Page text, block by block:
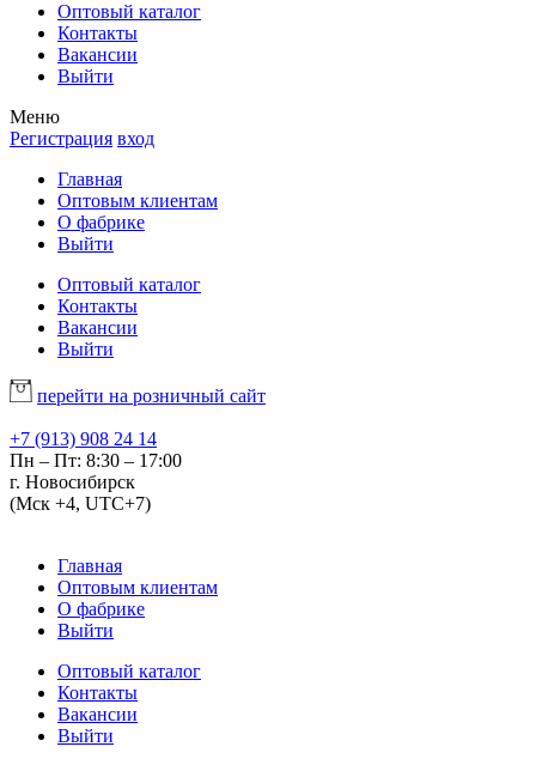
Оптовый каталог
Контакты
Вакансии
Выйти
Меню
Регистрация вход
Главная
Оптовым клиентам
О фабрике
Выйти
Оптовый каталог
Контакты
Вакансии
Выйти
перейти на розничный сайт
+7 (913) 908 24 14
Пн – Пт: 8:30 – 17:00
г. Новосибирск
(Мск +4, UTC+7)
Главная
Оптовым клиентам
О фабрике
Выйти
Оптовый каталог
Контакты
Вакансии
Выйти